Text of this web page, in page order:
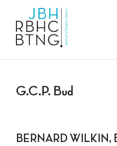
G.C.P. Bud
BERNARD WILKIN,